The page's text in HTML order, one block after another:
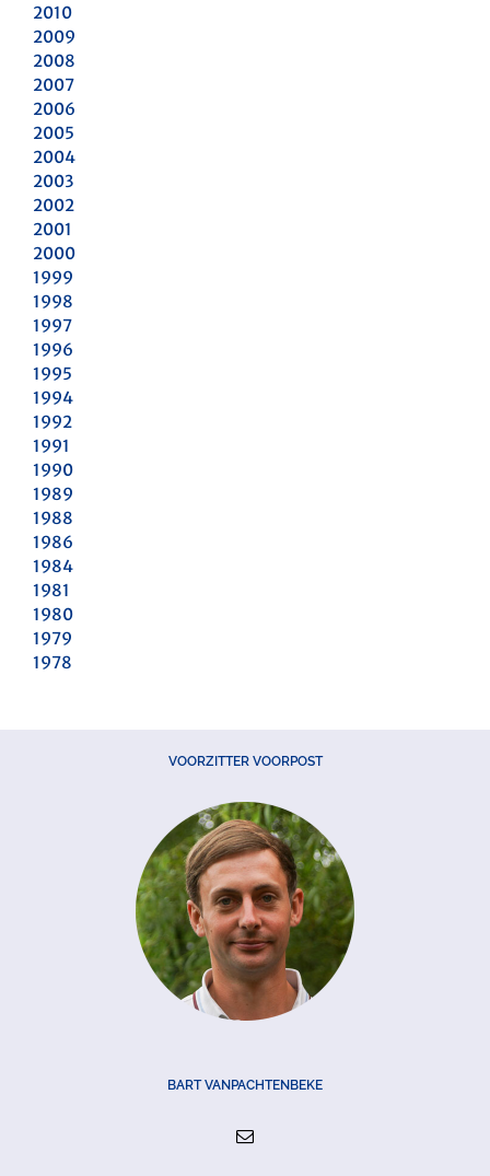
2010
2009
2008
2007
2006
2005
2004
2003
2002
2001
2000
1999
1998
1997
1996
1995
1994
1992
1991
1990
1989
1988
1986
1984
1981
1980
1979
1978
VOORZITTER VOORPOST
BART VANPACHTENBEKE